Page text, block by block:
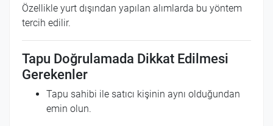
Özellikle yurt dışından yapılan alımlarda bu yöntem
tercih edilir.
Tapu Doğrulamada Dikkat Edilmesi
Gerekenler
Tapu sahibi ile satıcı kişinin aynı olduğundan
emin olun.